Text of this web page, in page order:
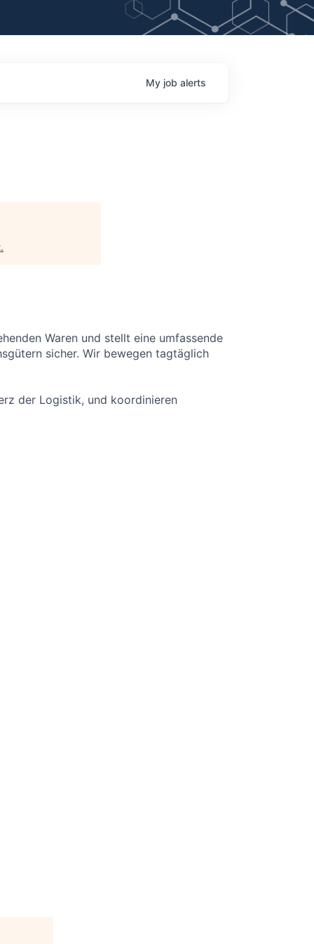
My job alerts
.
Waren und stellt eine umfassende
sicher. Wir bewegen tagtäglich
der Logistik, und koordinieren